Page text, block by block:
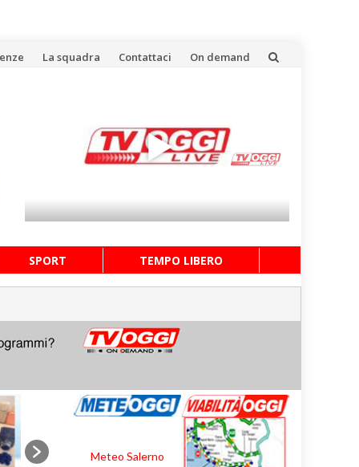
La squadra Contattaci On demand
SPORT TEMPO LIBERO
Meteo Salerno